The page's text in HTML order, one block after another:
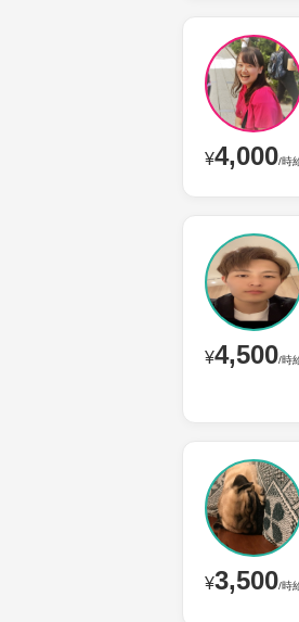
¥4,000/時
¥4,500/時
¥3,500/時